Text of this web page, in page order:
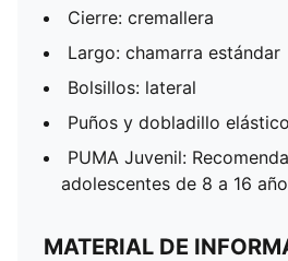
Cierre: cremallera
Largo: chamarra estándar
Bolsillos: lateral
Puños y dobladillo
PUMA Juvenil:
adolescentes de 8 a 16
MATERIAL DE